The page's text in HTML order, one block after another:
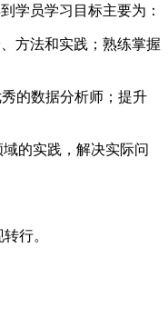
学员学习目标主要为：
方法和实践；熟练掌握
秀的数据分析师；提升
的实践，解决实际问
行。